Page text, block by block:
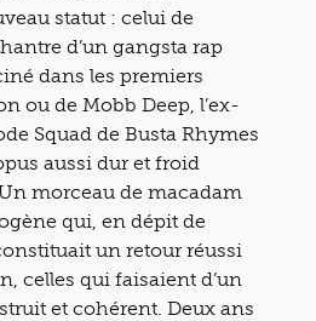
statut : celui de
d’un gangsta rap
dans les premiers
ou de Mobb Deep, l’ex-
Squad de Busta Rhymes
aussi dur et froid
morceau de macadam
qui, en dépit de
un retour réussi
celles qui faisaient d’un
et cohérent. Deux ans